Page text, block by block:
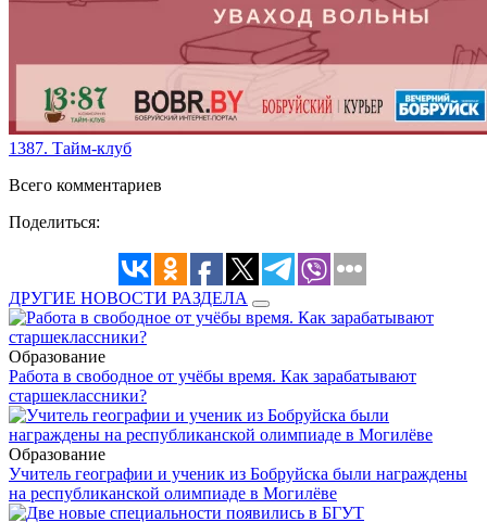
1387. Тайм-клуб
Всего комментариев
Поделиться:
ДРУГИЕ НОВОСТИ РАЗДЕЛА
Образование
Работа в свободное от учёбы время. Как зарабатывают
старшеклассники?
Образование
Учитель географии и ученик из Бобруйска были награждены
на республиканской олимпиаде в Могилёве